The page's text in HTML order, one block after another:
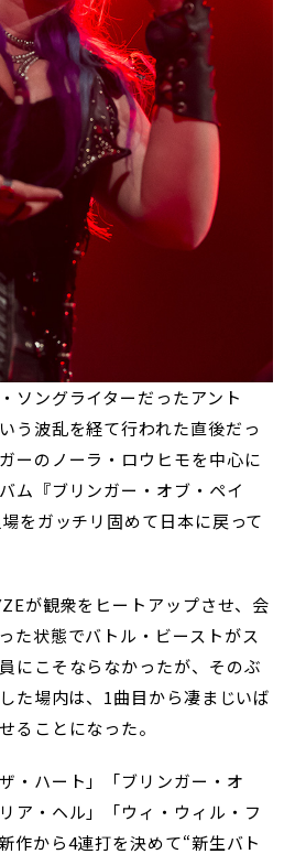
ソングライターだったアント
う波乱を経て行われた直後だっ
ーのノーラ・ロウヒモを中心に
ム『ブリンガー・オブ・ペイ
をガッチリ固めて日本に戻って
が観衆をヒートアップさせ、会
た状態でバトル・ビーストがス
にこそならなかったが、そのぶ
た場内は、1曲目から凄まじいば
ることになった。
・ハート」「ブリンガー・オ
ア・ヘル」「ウィ・ウィル・フ
作から4連打を決めて“新生バト